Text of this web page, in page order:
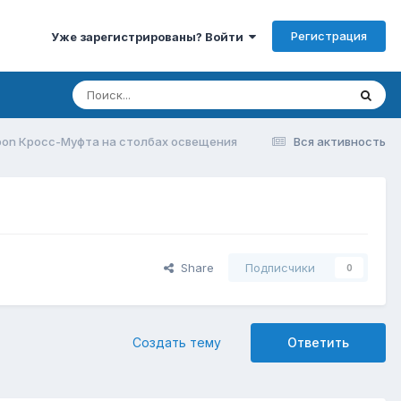
Уже зарегистрированы? Войти Регистрация
Вся активность
Кросс-Муфта на столбах освещения
Share Подписчики 0
Ответить
Создать тему